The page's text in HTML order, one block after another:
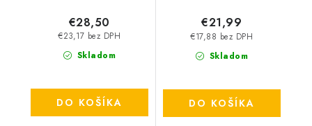
Skladom
€23,17 bez DPH
€28,50
DO KOŠÍKA
Skladom
€17,88 bez DPH
€21,99
DO KOŠÍKA